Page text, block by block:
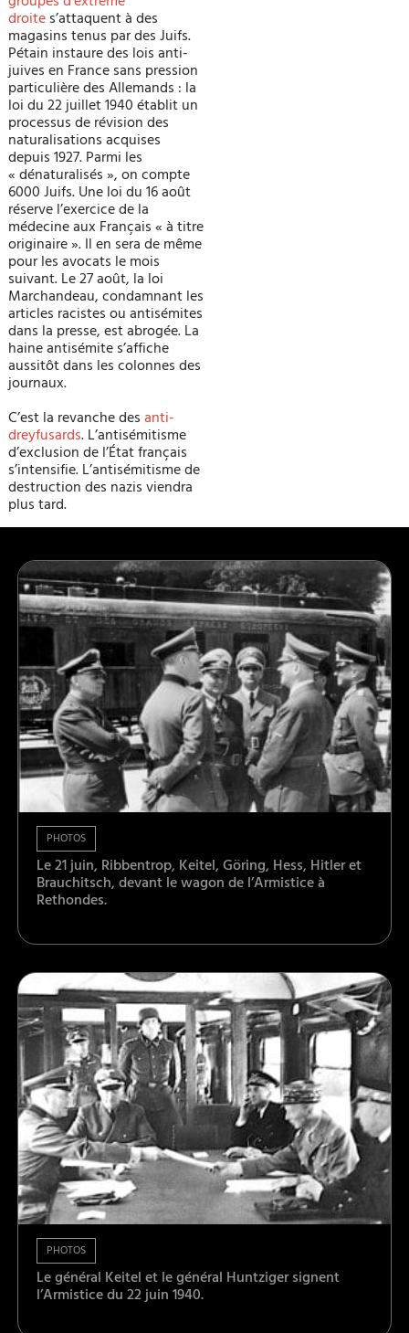
droites’attaquent à des
magasins tenus par des Juifs.
Pétain instaure des lois anti-
juives en France sans pression
particulière des Allemands : la
loi du 22 juillet 1940 établit un
processus de révision des
naturalisations acquises
depuis 1927. Parmi les
« dénaturalisés », on compte
6000 Juifs. Une loi du 16 août
réserve l’exercice de la
médecine aux Français « à titre
originaire ». Il en sera de même
pour les avocats le mois
suivant. Le 27 août, la loi
Marchandeau, condamnant les
articles racistes ou antisémites
dans la presse, est abrogée. La
haine antisémite s’affiche
aussitôt dans les colonnes des
journaux.
C’est la revanche desanti-
dreyfusards. L’antisémitisme
d’exclusion de l’État français
s’intensifie. L’antisémitisme de
destruction des nazis viendra
plus tard.
PHOTOS
Le 21 juin, Ribbentrop, Keitel, Göring, Hess, Hitler et
Brauchitsch, devant le wagon de l’Armistice à
Rethondes.
PHOTOS
Le général Keitel et le général Huntziger signent
l’Armistice du 22 juin 1940.